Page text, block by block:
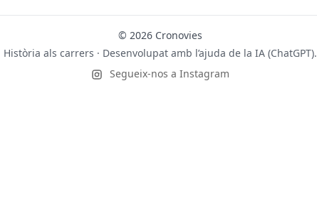
© 2026 Cronovies
Història als carrers · Desenvolupat amb l’ajuda de la IA (ChatGPT).
Segueix-nos a Instagram